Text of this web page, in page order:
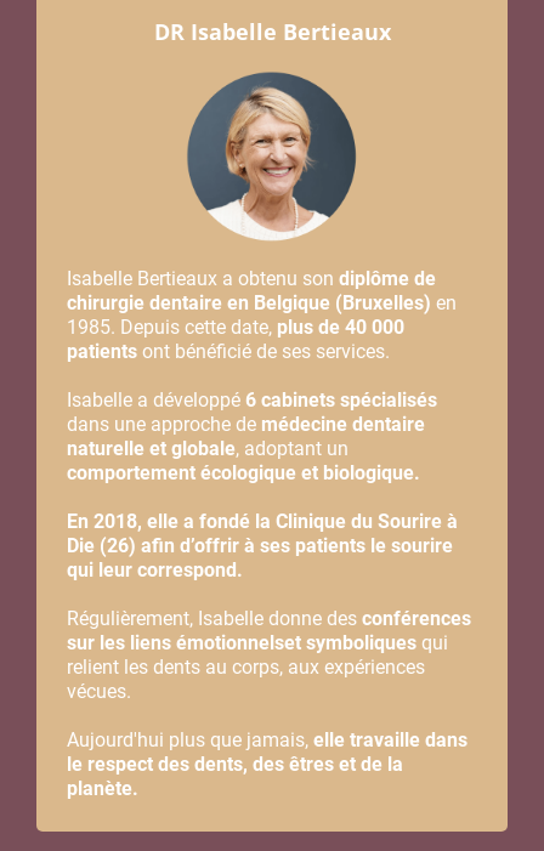
DR Isabelle Bertieaux
Isabelle Bertieaux a obtenu son diplôme de
chirurgie dentaire en Belgique (Bruxelles) en
1985. Depuis cette date, plus de 40 000
patients ont bénéficié de ses services.
Isabelle a développé 6 cabinets spécialisés
dans une approche de médecine dentaire
naturelle et globale, adoptant un
comportement écologique et biologique.
En 2018, elle a fondé la Clinique du Sourire à
Die (26) afin d’offrir à ses patients le sourire
qui leur correspond.
Régulièrement, Isabelle donne des conférences
sur les liens émotionnelset symboliques qui
relient les dents au corps, aux expériences
vécues.
Aujourd'hui plus que jamais, elle travaille dans
le respect des dents, des êtres et de la
planète.